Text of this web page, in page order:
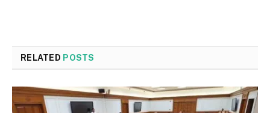
RELATED POSTS